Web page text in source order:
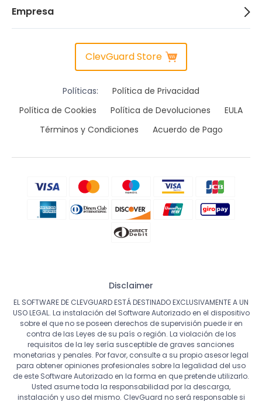
Empresa
ClevGuard Store
Políticas:
Política de Privacidad
Política de Cookies
Política de Devoluciones
EULA
Términos y Condiciones
Acuerdo de Pago
Disclaimer
EL SOFTWARE DE CLEVGUARD ESTÁ DESTINADO EXCLUSIVAMENTE A UN
USO LEGAL. La instalación del Software Autorizado en el dispositivo
sobre el que no se poseen derechos de supervisión puede ir en
contra de las Leyes de su país o región. La violación de los
requisitos de la ley sería susceptible de graves sanciones
monetarias y penales. Por favor, consulte a su propio asesor legal
para obtener opiniones profesionales sobre la legalidad del uso
de este Software Autorizado en la forma en que pretende utilizarlo.
Usted asume toda la responsabilidad por la descarga,
instalación y uso del mismo. ClevGuard no será responsable si